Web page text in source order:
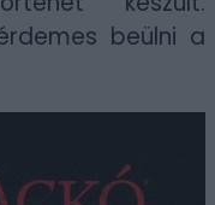
beülni a